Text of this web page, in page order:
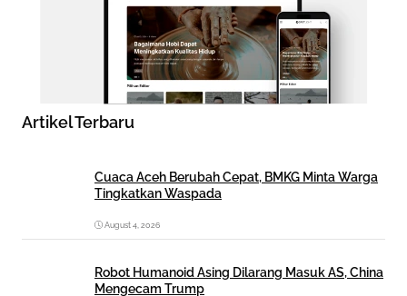
Artikel Terbaru
Cuaca Aceh Berubah Cepat, BMKG Minta Warga
Tingkatkan Waspada
August 4, 2026
Robot Humanoid Asing Dilarang Masuk AS, China
Mengecam Trump